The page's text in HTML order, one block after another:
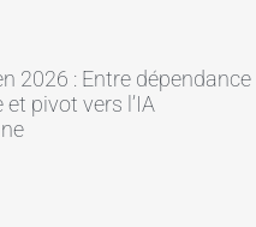
2026 : Entre dépendance
et pivot vers l’IA